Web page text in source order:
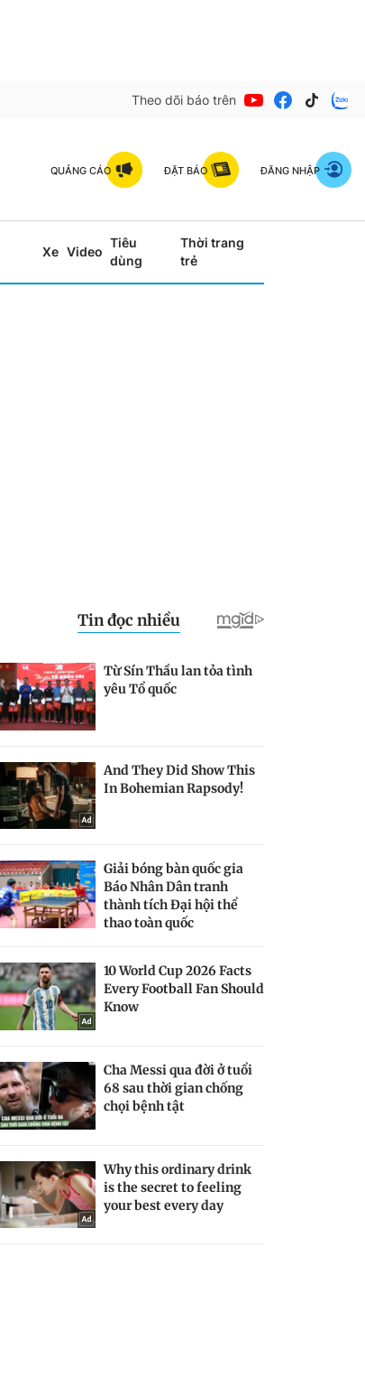
Theo dõi báo trên
QUẢNG CÁO ĐẶT BÁO ĐĂNG NHẬP
Xe Video
Tiêu
dùng
Thời trang
trẻ